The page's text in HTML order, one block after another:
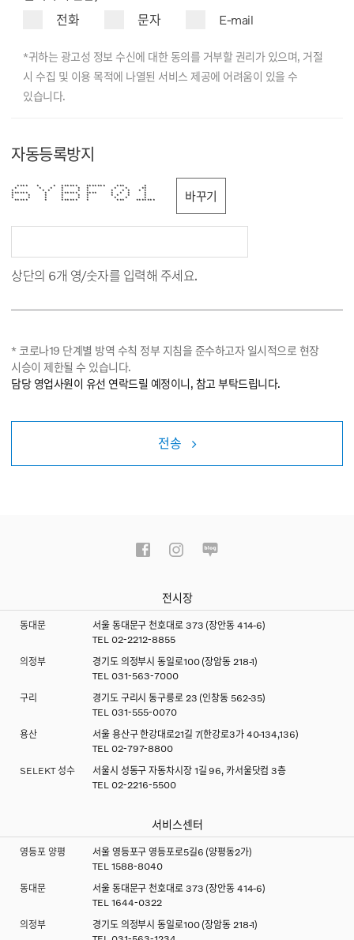
전화
문자 E-mail
*귀하는 광고성 정보 수신에 대한 동의를 거부할 권리가 있으며, 거절
시 수집 및 이용 목적에 나열된 서비스 제공에 어려움이 있을 수
있습니다.
자동등록방지
**** * * ****** ******* *** *
* * * * * * * * **
* * * * * * * * * * *
****** * ****** **** * * * *
* * * * * * * * * *
* * * * * * * * *
***** * ****** * *** ******* 바꾸기
상단의 6개 영/숫자를 입력해 주세요.
* 코로나19 단계별 방역 수칙 정부 지침을 준수하고자 일시적으로 현장
시승이 제한될 수 있습니다.
담당 영업사원이 유선 연락드릴 예정이니, 참고 부탁드립니다.
전송
전시장
동대문
서울 동대문구 천호대로 373 (장안동 414-6)
TEL 02-2212-8855
의정부
경기도 의정부시 동일로100 (장암동 218-1)
TEL 031-563-7000
구리
경기도 구리시 동구릉로 23 (인창동 562-35)
TEL 031-555-0070
용산
서울 용산구 한강대로21길 7(한강로3가 40-134,136)
TEL 02-797-8800
SELEKT 성수
서울시 성동구 자동차시장 1길 96, 카서울닷컴 3층
TEL 02-2216-5500
서비스센터
영등포 양평
서울 영등포구 영등포로5길6 (양평동2가)
TEL 1588-8040
동대문
서울 동대문구 천호대로 373 (장안동 414-6)
TEL 1644-0322
의정부
경기도 의정부시 동일로100 (장암동 218-1)